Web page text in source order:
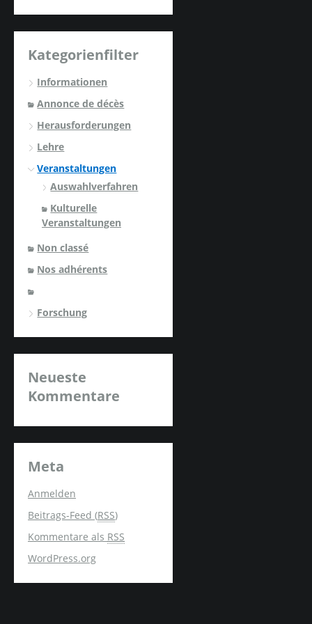
Kategorienfilter
Informationen
Annonce de décès
Herausforderungen
Lehre
Veranstaltungen
Auswahlverfahren
Kulturelle
Veranstaltungen
Non classé
Nos adhérents
Forschung
Neueste
Kommentare
Meta
Anmelden
Beitrags-Feed (RSS)
Kommentare als RSS
WordPress.org